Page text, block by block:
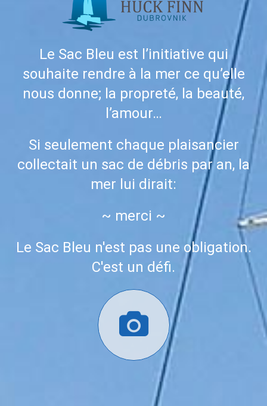
Le Sac Bleu est l’initiative qui
souhaite rendre à la mer ce qu’elle
nous donne; la propreté, la beauté,
l’amour…
Si seulement chaque plaisancier
collectait un sac de débris par an, la
mer lui dirait:
~ merci ~
Le Sac Bleu n'est pas une obligation.
C'est un défi.